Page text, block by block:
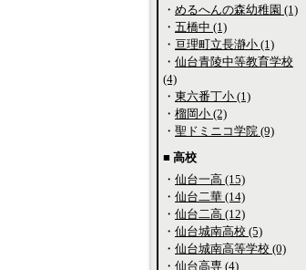
・ めるへんの森幼稚園 (1)
・ 五橋中 (1)
・ 亘理町立長瀞小 (1)
・ 仙台青陵中等教育学校
(4)
・ 東六番丁小 (1)
・ 榴岡小 (2)
・ 聖ドミニコ学院 (9)
■ 高校
・ 仙台一高 (15)
・ 仙台二華 (14)
・ 仙台二高 (12)
・ 仙台城南高校 (5)
・ 仙台城南高等学校 (0)
・ 仙台高専 (4)